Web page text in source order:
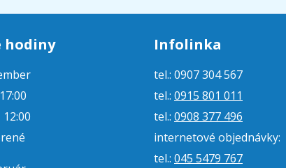
hodiny Infolinka
tel.: 0907 304 567
tel.: 0915 801 011
tel.: 0908 377 496
internetové objednávky:
tel.: 045 5479 767